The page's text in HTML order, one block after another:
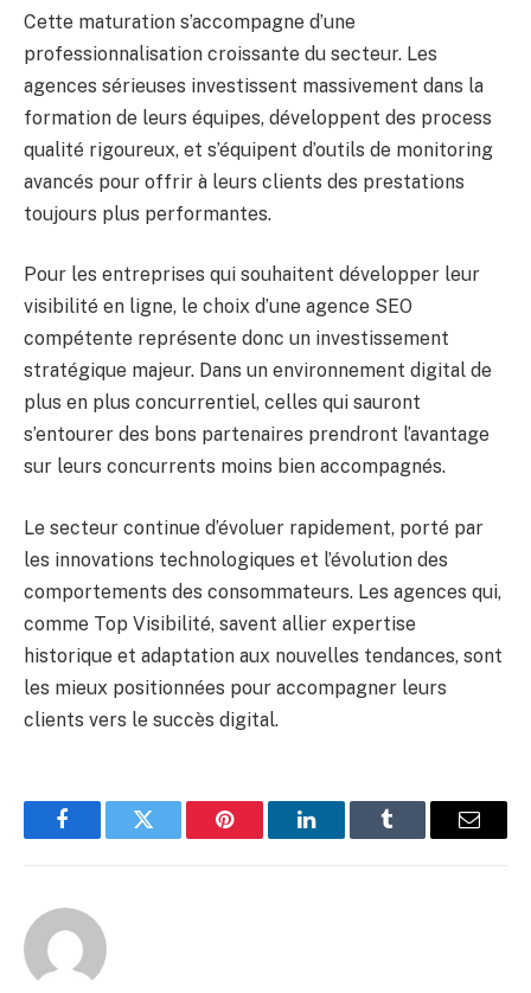
Cette maturation s’accompagne d’une
professionnalisation croissante du secteur. Les
agences sérieuses investissent massivement dans la
formation de leurs équipes, développent des process
qualité rigoureux, et s’équipent d’outils de monitoring
avancés pour offrir à leurs clients des prestations
toujours plus performantes.
Pour les entreprises qui souhaitent développer leur
visibilité en ligne, le choix d’une agence SEO
compétente représente donc un investissement
stratégique majeur. Dans un environnement digital de
plus en plus concurrentiel, celles qui sauront
s’entourer des bons partenaires prendront l’avantage
sur leurs concurrents moins bien accompagnés.
Le secteur continue d’évoluer rapidement, porté par
les innovations technologiques et l’évolution des
comportements des consommateurs. Les agences qui,
comme Top Visibilité, savent allier expertise
historique et adaptation aux nouvelles tendances, sont
les mieux positionnées pour accompagner leurs
clients vers le succès digital.
FacebookTwitter Pinterest LinkedInTumblr Email